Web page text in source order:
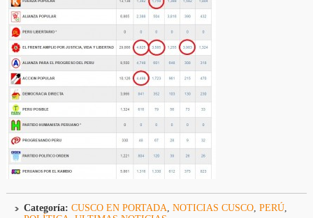
Categoría: CUSCO EN PORTADA NOTICIAS CUSCO, PERÚ,